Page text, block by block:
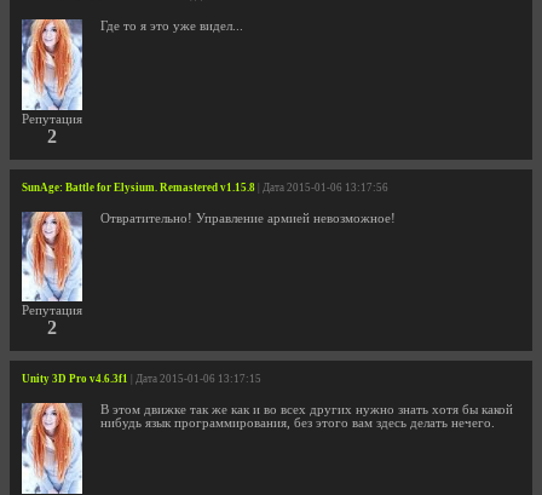
Репутация
2
Где то я это уже видел...
SunAge: Battle for Elysium. Remastered v1.15.8 | Дата 2015-01-06 13:17:56
Репутация
2
Отвратительно! Управление армией невозможное!
Unity 3D Pro v4.6.3f1 | Дата 2015-01-06 13:17:15
В этом движке так же как и во всех других нужно знать хотя бы какой
нибудь язык программирования, без этого вам здесь делать нечего.